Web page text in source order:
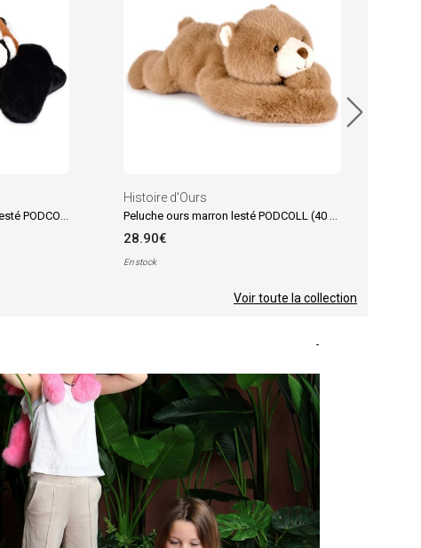
Histoire d'Ours
28.90€
En stock
Voir toute la collection
-